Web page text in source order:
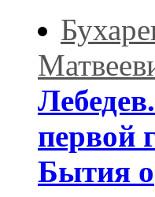
первой
Бытия о